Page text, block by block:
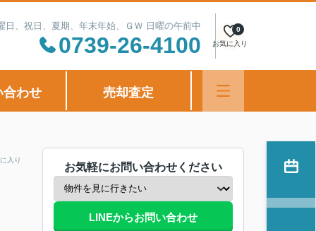
、祝日、夏期、年末年始、ＧＷ 日曜の午前中
0739-26-4100 お気に入り
0
合わせ 売却査定
入り
お気軽にお問い合わせください
LINEからお問い合わせ